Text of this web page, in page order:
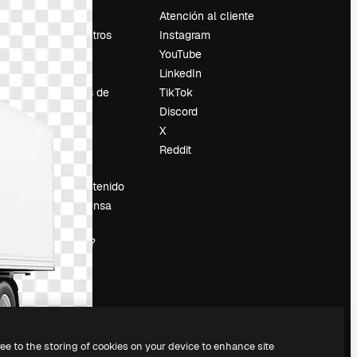
Sobre nosotros
Empleo
Tendencias de
búsqueda
Blog
Eventos
Slidesgo
Vender contenido
Sala de prensa
¿Buscas
magnific.ai?
Atención al cliente
Instagram
YouTube
LinkedIn
TikTok
Discord
X
Reddit
to the storing of cookies on your device to enhance site